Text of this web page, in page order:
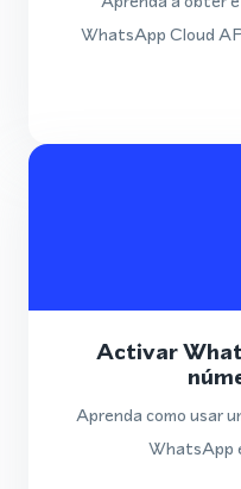
WhatsApp Cloud
Activar
Aprenda como usar
WhatsApp